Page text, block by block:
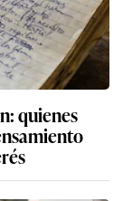
quienes